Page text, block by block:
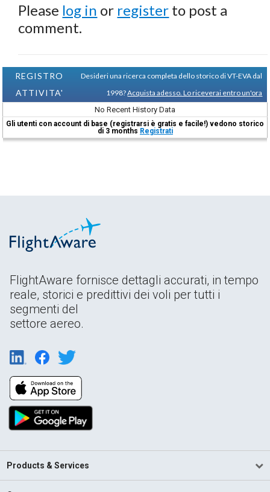
Please log in or register to post a
comment.
REGISTRO
ATTIVITA'
Desideri una ricerca completa dello storico di VT-EVA dal
1998?Acquista adesso. Lo riceverai entro un'ora
No Recent History Data
Gli utenti con account di base (registrarsi è gratis e facile!) vedono storico
di 3 months Registrati
FlightAware fornisce dettagli accurati, in tempo
reale, storici e predittivi dei voli per tutti i
segmenti del
settore aereo.
Products & Services